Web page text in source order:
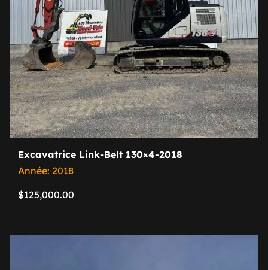
Excavatrice Link-Belt 130×4-2018
Année: 2018
$125,000.00